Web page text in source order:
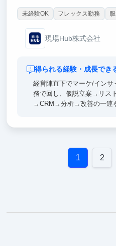
未経験OK フレックス勤務
現場Hub株式会社
得られる経験・成長でき
経営陣直下でマーケ/イン
務で回し、仮説立案→リス
→CRM→分析→改善の一連
ロダクトマーケの基礎を実
再現性高く成果を出せる力
1 2